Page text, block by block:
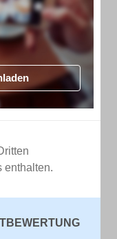
enthalten.